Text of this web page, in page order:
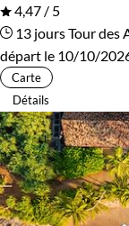
Malaisie
Maroc
Mauritanie
Mongolie
Mozambique
Désert
Haute
Neige
Terres Polaires
4,47 / 5
13 joursTour des
départ le 10/10/
Carte
Détails